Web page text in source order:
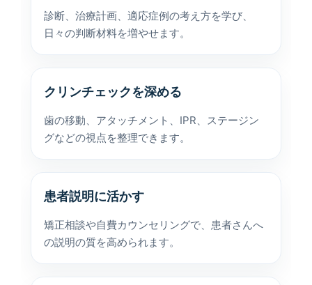
診断、治療計画、適応症例の考え方を学び、
日々の判断材料を増やせます。
クリンチェックを深める
歯の移動、アタッチメント、IPR、ステージン
グなどの視点を整理できます。
患者説明に活かす
矯正相談や自費カウンセリングで、患者さんへ
の説明の質を高められます。